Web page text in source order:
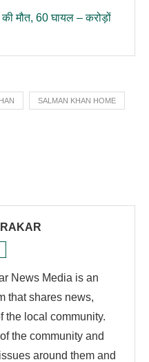
मौत, 60 घायल – करोड़ों
SALMAN KHAN HOME
News Media is an
that shares news,
the local community.
the community and
around them and